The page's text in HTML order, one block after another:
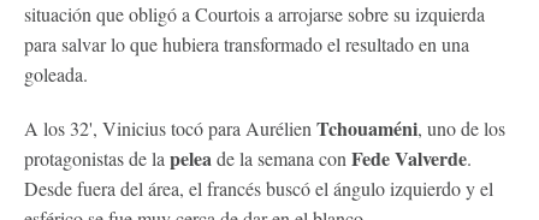
situación que obligó a Courtois a arrojarse sobre su izquierda
para salvar lo que hubiera transformado el resultado en una
goleada.
A los 32', Vinicius tocó para Aurélien Tchouaméni, uno de los
protagonistas de la peleade la semana con FedeValverde.
Desde fuera del área, el francés buscó el ángulo izquierdo y el